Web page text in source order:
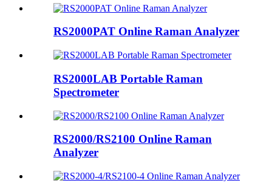
RS2000PAT Online Raman Analyzer
RS2000LAB Portable Raman
Spectrometer
RS2000/RS2100 Online Raman
Analyzer